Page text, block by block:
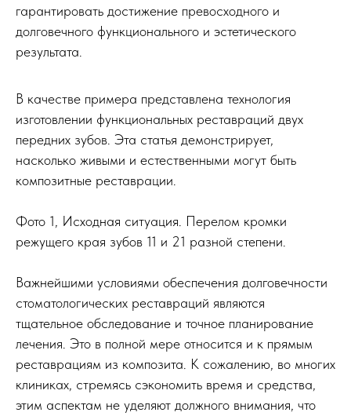
гарантировать достижение превосходного и
долговечного функционального и эстетического
результата.
В качестве примера представлена технология
изготовлении функциональных реставраций двух
передних зубов. Эта статья демонстрирует,
насколько живыми и естественными могут быть
композитные реставрации.
Фото 1, Исходная ситуация. Перелом кромки
режущего края зубов 11 и 21 разной степени.
Важнейшими условиями обеспечения долговечности
стоматологических реставраций являются
тщательное обследование и точное планирование
лечения. Это в полной мере относится и к прямым
реставрациям из композита. К сожалению, во многих
клиниках, стремясь сэкономить время и средства,
этим аспектам не уделяют должного внимания, что